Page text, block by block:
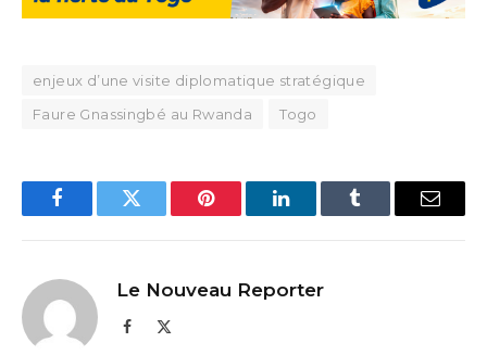
enjeux d’une visite diplomatique stratégique
Faure Gnassingbé au Rwanda
Togo
FacebookTwitter Pinterest LinkedInTumblr Email
Le Nouveau Reporter
Facebook